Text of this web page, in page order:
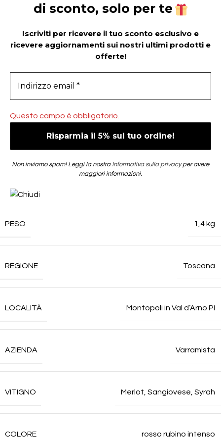
di sconto, solo per te
Iscriviti per ricevere il tuo sconto esclusivo e
ricevere aggiornamenti sui nostri ultimi prodotti e
offerte!
Questo campo è obbligatorio.
Non inviamo spam! Leggi la nostra Informativa sulla privacyper avere
maggiori informazioni.
PESO 1,4 kg
REGIONE Toscana
LOCALITÀ Montopoli in Val d’Arno PI
AZIENDA Varramista
VITIGNO Merlot Sangiovese Syrah
COLORE rosso rubino intenso